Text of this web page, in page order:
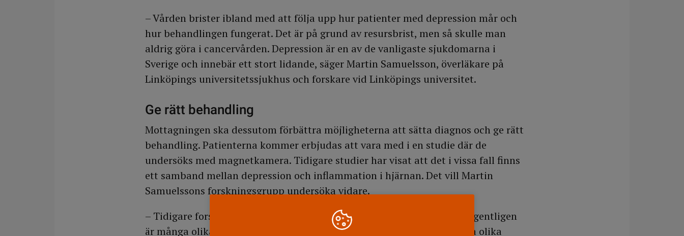
– Vården brister ibland med att följa upp hur patienter med depression mår och
hur behandlingen fungerat. Det är på grund av resursbrist, men så skulle man
aldrig göra i cancervården. Depression är en av de vanligaste sjukdomarna i
Sverige och innebär ett stort lidande, säger Martin Samuelsson, överläkare på
Linköpings universitetssjukhus och forskare vid Linköpings universitet.
Ge rätt behandling
Mottagningen ska dessutom förbättra möjligheterna att sätta diagnos och ge rätt
behandling. Patienterna kommer erbjudas att vara med i en studie där de
undersöks med magnetkamera. Tidigare studier har visat att det i vissa fall finns
ett samband mellan depression och inflammation i hjärnan. Det vill Martin
Samuelssons forskningsgrupp undersöka vidare.
– Tidigare forskning är spretig. Vi tror att det beror på att depression egentligen
är många olika sjukdomar. Om vi genom bättre diagnostik kan särskilja olika